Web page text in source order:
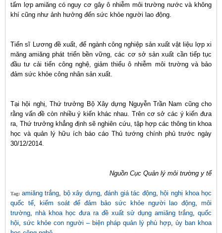
tấm lợp amiăng có nguy cơ gây ô nhiễm môi trường nước và không
khí cũng như ảnh hưởng đến sức khỏe người lao động.
Tiến sĩ Lương đề xuất, để ngành công nghiệp sản xuất vật liệu lợp xi
măng amiăng phát triển bền vững, các cơ sở sản xuất cần tiếp tục
đầu tư cải tiến công nghệ, giảm thiểu ô nhiễm môi trường và bảo
đảm sức khỏe công nhân sản xuất.
Tại hội nghị, Thứ trưởng Bộ Xây dựng Nguyễn Trần Nam cũng cho
rằng vấn đề còn nhiều ý kiến khác nhau. Trên cơ sở các ý kiến đưa
ra, Thứ trưởng khẳng định sẽ nghiên cứu, tập hợp các thông tin khoa
học và quản lý hữu ích báo cáo Thủ tướng chính phủ trước ngày
30/12/2014.
Nguồn Cục Quản lý môi trường y tế
Tag: amiăng trắng, bộ xây dựng,đánh giá tác động, hội nghị khoa học
quốc tế, kiểm soát để đảm bảo sức khỏe người lao động,môi
trường, nhà khoa học đưa ra đề xuất sử dụng amiăng trắng, quốc
hội, sức khỏe con người – biện pháp quản lý phù hợp, ủy ban khoa